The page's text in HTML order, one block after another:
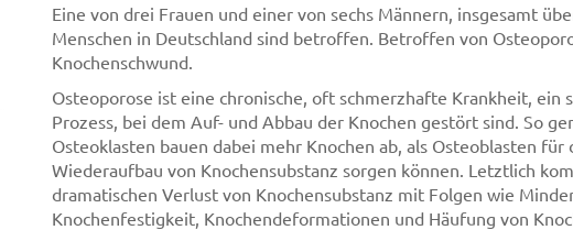
Eine von drei Frauen und einer von sechs Männern, insgesamt
Menschen in Deutschland sind betroffen. Betroffen von
Knochenschwund.
Osteoporose ist eine chronische, oft schmerzhafte Krankheit, ein
Prozess, bei dem Auf- und Abbau der Knochen gestört sind. So
Osteoklasten bauen dabei mehr Knochen ab, als Osteoblasten für
Wiederaufbau von Knochensubstanz sorgen können. Letztlich
dramatischen Verlust von Knochensubstanz mit Folgen wie
Knochenfestigkeit, Knochendeformationen und Häufung von